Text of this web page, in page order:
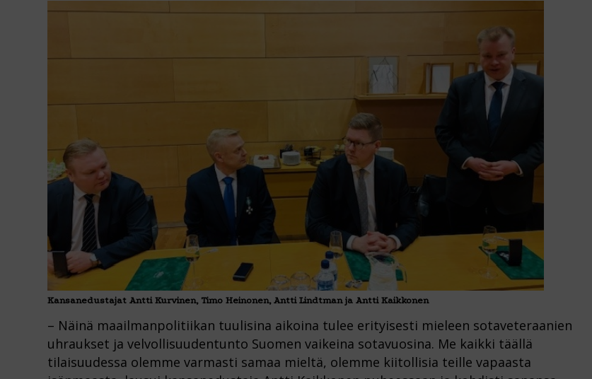
Kansanedustajat Antti Kurvinen, Timo Heinonen, Antti Lindtman ja Antti Kaikkonen
– Näinä maailmanpolitiikan tuulisina aikoina tulee erityisesti mieleen sotaveteraanien
uhraukset ja velvollisuudentunto Suomen vaikeina sotavuosina. Me kaikki täällä
tilaisuudessa olemme varmasti samaa mieltä, olemme kiitollisia teille vapaasta